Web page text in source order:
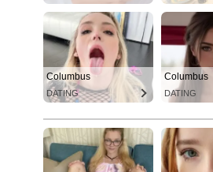
Columbus
DATING
Columbus
DATING